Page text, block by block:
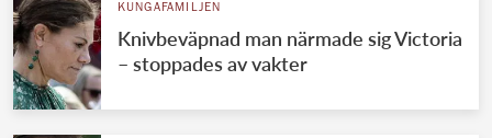
KUNGAFAMILJEN
Knivbeväpnad man närmade sig Victoria
– stoppades av vakter